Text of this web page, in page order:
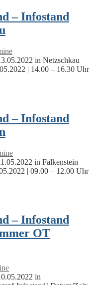
– Infostand
in Netzschkau
| 14.00 – 16.30 Uhr
– Infostand
in Falkenstein
| 09.00 – 12.00 Uhr
– Infostand
OT
in